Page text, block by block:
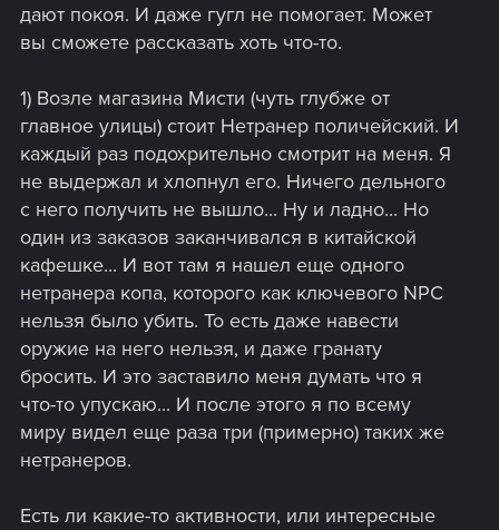
дают покоя. И даже гугл не помогает. Может
вы сможете рассказать хоть что-то.
1) Возле магазина Мисти (чуть глубже от
главное улицы) стоит Нетранер поличейский. И
каждый раз подохрительно смотрит на меня. Я
не выдержал и хлопнул его. Ничего дельного
с него получить не вышло... Ну и ладно... Но
один из заказов заканчивался в китайской
кафешке... И вот там я нашел еще одного
нетранера копа, которого как ключевого NPC
нельзя было убить. То есть даже навести
оружие на него нельзя, и даже гранату
бросить. И это заставило меня думать что я
что-то упускаю... И после этого я по всему
миру видел еще раза три (примерно) таких же
нетранеров.
Есть ли какие-то активности, или интересные